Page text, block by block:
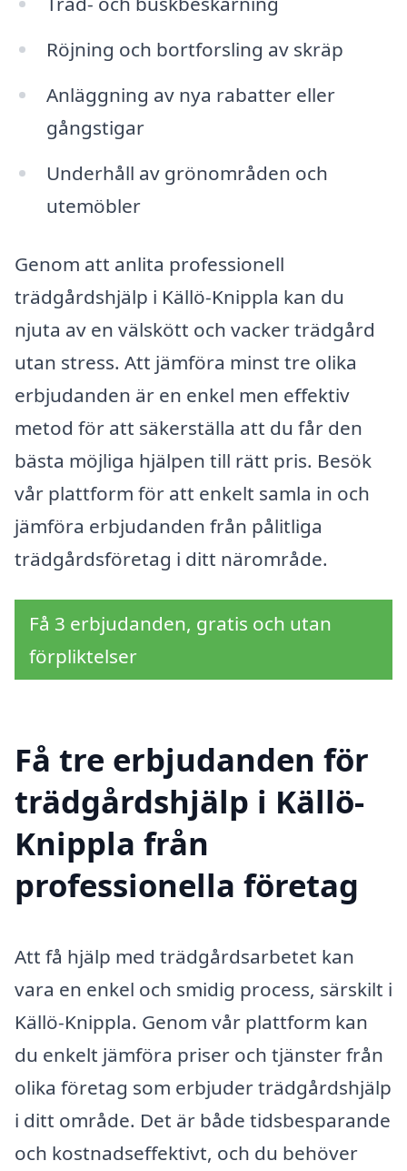
Röjning och bortforsling av skräp
Anläggning av nya rabatter eller
gångstigar
Underhåll av grönområden och
utemöbler
Genom att anlita professionell
trädgårdshjälp i Källö-Knippla kan du
njuta av en välskött och vacker trädgård
utan stress. Att jämföra minst tre olika
erbjudanden är en enkel men effektiv
metod för att säkerställa att du får den
bästa möjliga hjälpen till rätt pris. Besök
vår plattform för att enkelt samla in och
jämföra erbjudanden från pålitliga
trädgårdsföretag i ditt närområde.
Få 3 erbjudanden, gratis och utan
förpliktelser
Få tre erbjudanden för
trädgårdshjälp i Källö-
Knippla från
professionella företag
Att få hjälp med trädgårdsarbetet kan
vara en enkel och smidig process, särskilt i
Källö-Knippla. Genom vår plattform kan
du enkelt jämföra priser och tjänster från
olika företag som erbjuder trädgårdshjälp
i ditt område. Det är både tidsbesparande
och kostnadseffektivt, och du behöver